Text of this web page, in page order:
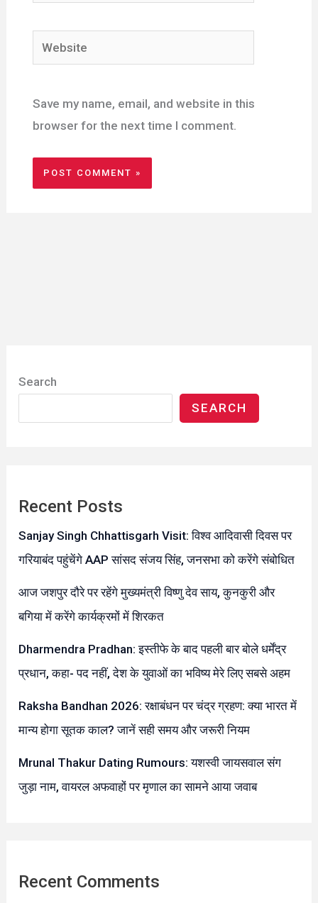
Website
Save my name, email, and website in this
browser for the next time I comment.
Search
SEARCH
Recent Posts
Sanjay Singh Chhattisgarh Visit: विश्व आदिवासी दिवस पर
गरियाबंद पहुंचेंगे AAP सांसद संजय सिंह, जनसभा को करेंगे संबोधित
आज जशपुर दौरे पर रहेंगे मुख्यमंत्री विष्णु देव साय, कुनकुरी और
बगिया में करेंगे कार्यक्रमों में शिरकत
Dharmendra Pradhan: इस्तीफे के बाद पहली बार बोले धर्मेंद्र
प्रधान, कहा- पद नहीं, देश के युवाओं का भविष्य मेरे लिए सबसे अहम
Raksha Bandhan 2026: रक्षाबंधन पर चंद्र ग्रहण: क्या भारत में
मान्य होगा सूतक काल? जानें सही समय और जरूरी नियम
Mrunal Thakur Dating Rumours: यशस्वी जायसवाल संग
जुड़ा नाम, वायरल अफवाहों पर मृणाल का सामने आया जवाब
Recent Comments